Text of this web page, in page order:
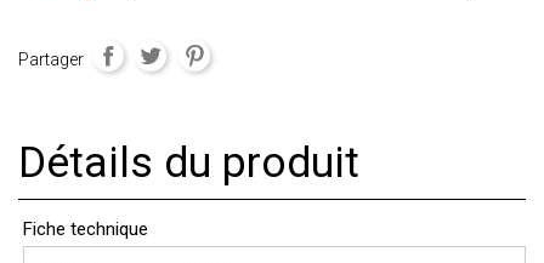
Partager
Détails du produit
Fiche technique